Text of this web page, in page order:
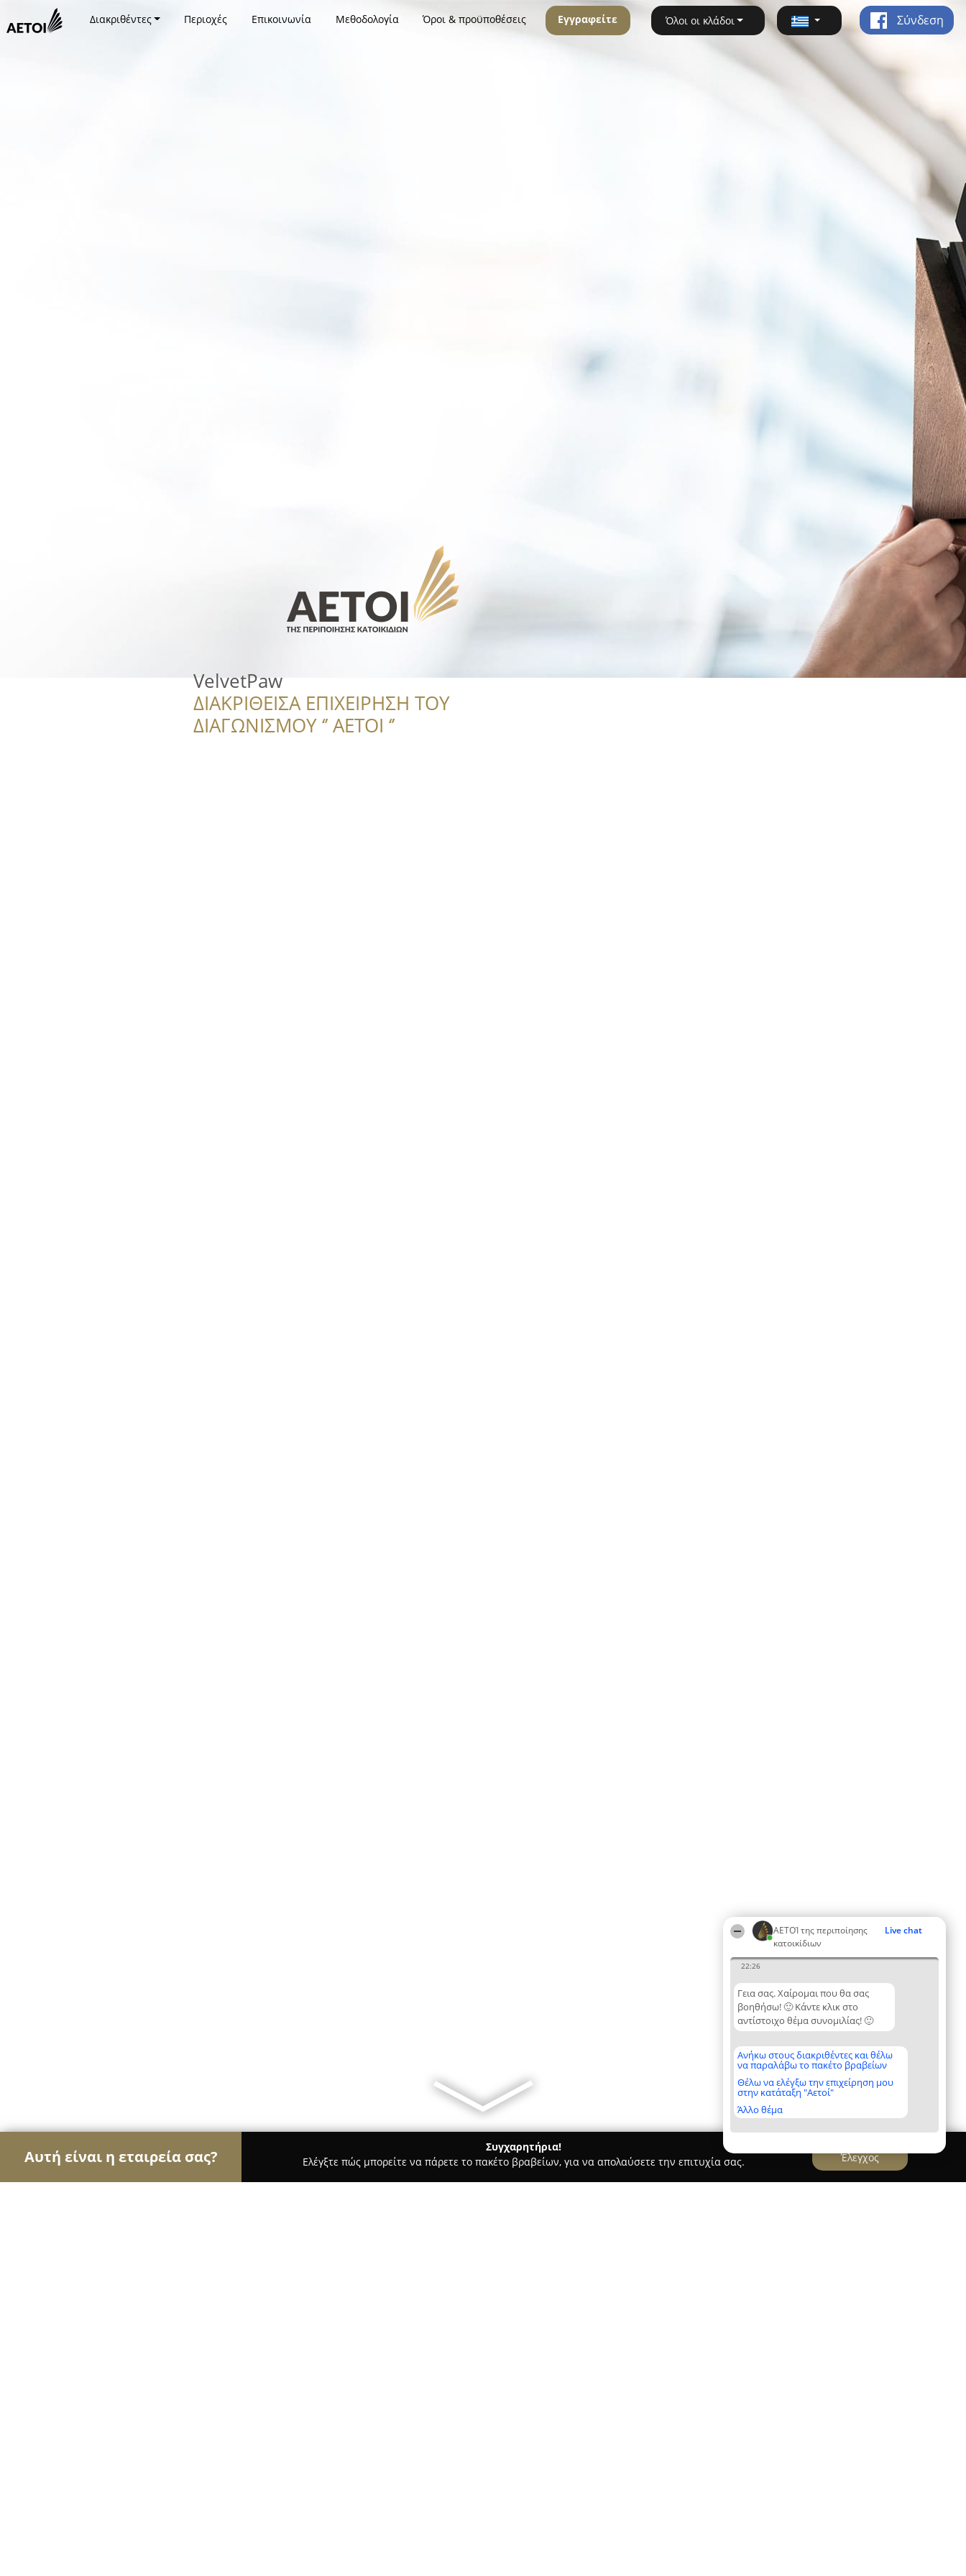
ΑΕΤΟΊ της περιποίησης
κατοικίδιων
Live chat
22:26
Γεια σας. Χαίρομαι που θα σας
βοηθήσω! 🙂 Κάντε κλικ στο
αντίστοιχο θέμα συνομιλίας! 🙂
Ανήκω στους διακριθέντες και θέλω
να παραλάβω το πακέτο βραβείων
Θέλω να ελέγξω την επιχείρηση μου
στην κατάταξη "Αετοί"
Άλλο θέμα
Διακριθέντες Περιοχές Επικοινωνία Μεθοδολογία Όροι & προϋποθέσεις Εγγραφείτε Όλοι οι κλάδοι Σύνδεση
VelvetPaw
ΔΙΑΚΡΙΘΕΙΣΑ ΕΠΙΧΕΙΡΗΣΗ ΤΟΥ
ΔΙΑΓΩΝΙΣΜΟΥ ‘’ ΑΕΤΟΙ ‘’
Αυτή είναι η εταιρεία σας?
Συγχαρητήρια!
Ελέγξτε πώς μπορείτε να πάρετε το πακέτο βραβείων, για να απολαύσετε την επιτυχία σας.
Έλεγχος